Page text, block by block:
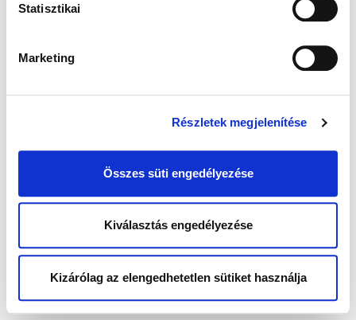
Statisztikai
Marketing
Részletek megjelenítése
Összes süti engedélyezése
Kiválasztás engedélyezése
Kizárólag az elengedhetetlen sütiket használja